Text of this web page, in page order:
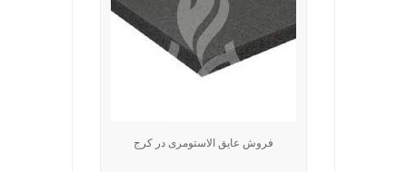
فروش عایق الاستومری در کرج